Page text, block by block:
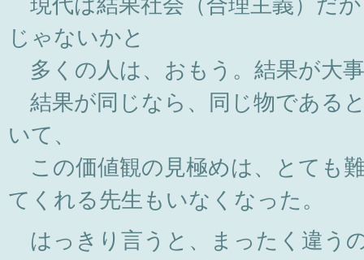
現代は結果社会（合理主義）だ
じゃないかと
多くの人は、おもう。結果が大
結果が同じなら、同じ物である
いて、
この価値観の見極めは、とても
てくれる先生もいなくなった。
はっきり言うと、まったく違う